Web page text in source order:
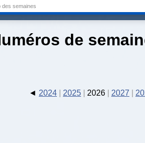
des semaines
de
2024 2025 2026 2027